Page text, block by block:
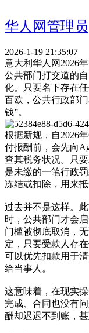
华人网管理员
2026-1-19 21:35:07
意大利华人网2026
公共部门打交道的
化。只要名下存在
百欧，公共行政部
钱”。
根据新规，自2026
付报酬前，会先向
查其税务状况。只
是未缴的一笔行政
冻结或扣除，用来抵
过去并不是这样。
时，公共部门才会
门槛被彻底取消，
定，只要受款人存
可以优先扣款用于
给当事人。
这意味着，在现实
完成、合同也没有
酬却迟迟不到账，甚